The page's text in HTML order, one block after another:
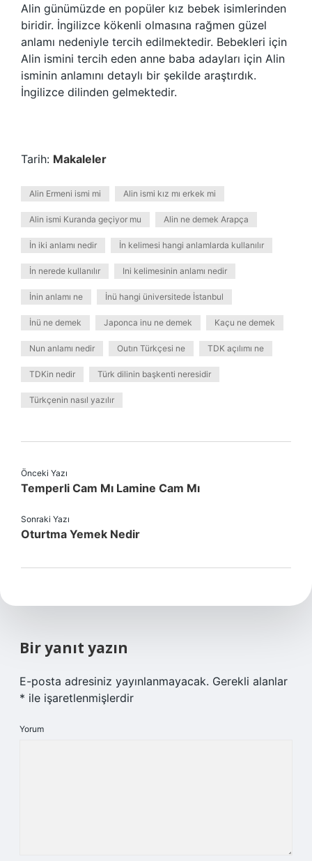
Alin günümüzde en popüler kız bebek isimlerinden
biridir. İngilizce kökenli olmasına rağmen güzel
anlamı nedeniyle tercih edilmektedir. Bebekleri için
Alin ismini tercih eden anne baba adayları için Alin
isminin anlamını detaylı bir şekilde araştırdık.
İngilizce dilinden gelmektedir.
Tarih: Makaleler
Alin Ermeni ismi mi Alin ismi kız mı erkek mi
Alin ismi Kuranda geçiyor mu Alin ne demek Arapça
İn iki anlamı nedir İn kelimesi hangi anlamlarda kullanılır
İn nerede kullanılır Ini kelimesinin anlamı nedir
İnin anlamı ne İnü hangi üniversitede İstanbul
İnü ne demek Japonca inu ne demek Kaçu ne demek
Nun anlamı nedir Outın Türkçesi ne TDK açılımı ne
TDKin nedir Türk dilinin başkenti neresidir
Türkçenin nasıl yazılır
Önceki Yazı
Temperli Cam Mı Lamine Cam Mı
Sonraki Yazı
Oturtma Yemek Nedir
Bir yanıt yazın
E-posta adresiniz yayınlanmayacak. Gerekli alanlar
* ile işaretlenmişlerdir
Yorum